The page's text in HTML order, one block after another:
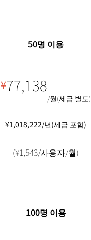
50명 이용
¥77,138
/월(세금 별도)
¥1,018,222/년(세금 포함)
(¥1,543/사용자/월)
100명 이용